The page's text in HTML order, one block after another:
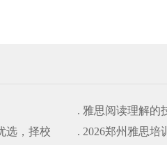
. 雅思阅读理解的
选，择校
. 2026郑州雅思培